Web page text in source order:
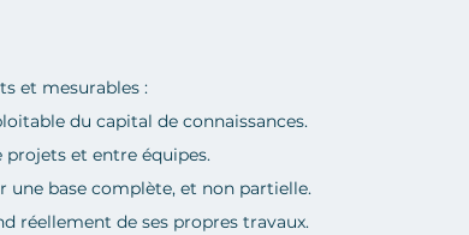
et mesurables :
du capital de connaissances.
projets et entre équipes.
une base complète, et non partielle.
réellement de ses propres travaux.